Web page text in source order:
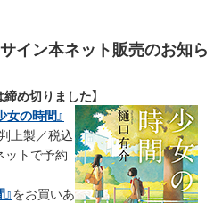
イン本ネット販売のお知ら
め切りました】
女の時間』
上製／税込
ットで予約
をお買いあ